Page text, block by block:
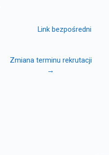
Link bezpośredni
Zmiana terminu rekrutacji
→